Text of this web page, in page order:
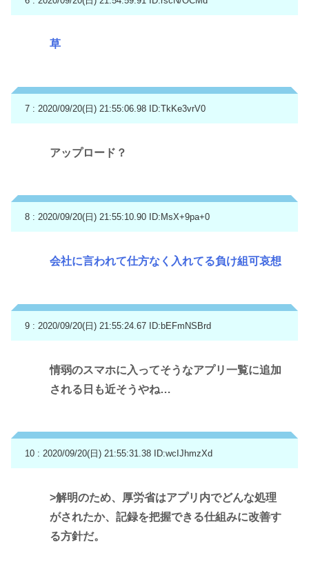
草
7 : 2020/09/20(日) 21:55:06.98 ID:TkKe3vrV0
アップロード？
8 : 2020/09/20(日) 21:55:10.90 ID:MsX+9pa+0
会社に言われて仕方なく入れてる負け組可哀想
9 : 2020/09/20(日) 21:55:24.67 ID:bEFmNSBrd
情弱のスマホに入ってそうなアプリ一覧に追加
される日も近そうやね…
10 : 2020/09/20(日) 21:55:31.38 ID:wcIJhmzXd
>解明のため、厚労省はアプリ内でどんな処理
がされたか、記録を把握できる仕組みに改善す
る方針だ。